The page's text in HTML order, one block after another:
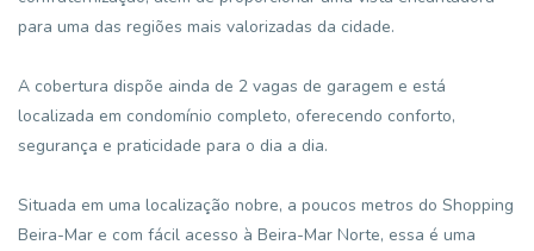
para uma das regiões mais valorizadas da cidade.
A cobertura dispõe ainda de 2 vagas de garagem e está
localizada em condomínio completo, oferecendo conforto,
segurança e praticidade para o dia a dia.
Situada em uma localização nobre, a poucos metros do Shopping
Beira-Mar e com fácil acesso à Beira-Mar Norte, essa é uma